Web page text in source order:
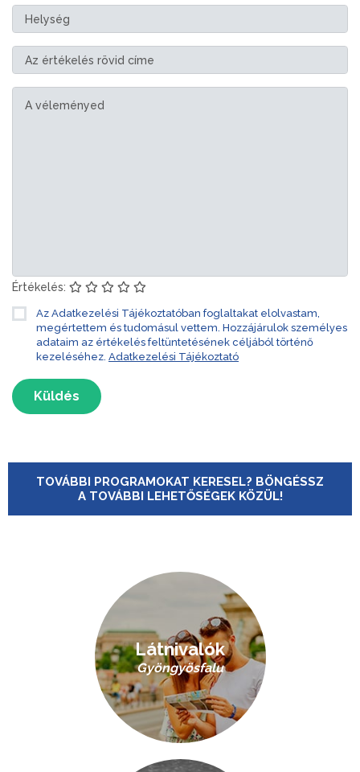
Értékelés:
Az Adatkezelési Tájékoztatóban foglaltakat elolvastam,
megértettem és tudomásul vettem. Hozzájárulok személyes
adataim az értékelés feltüntetésének céljából történő
kezeléséhez. Adatkezelési Tájékoztató
Küldés
TOVÁBBI PROGRAMOKAT KERESEL? BÖNGÉSSZ
A TOVÁBBI LEHETŐSÉGEK KÖZÜL!
Látnivalók
Gyöngyösfalu